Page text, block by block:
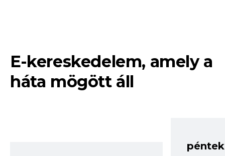
E-kereskedelem, amely a
háta mögött áll